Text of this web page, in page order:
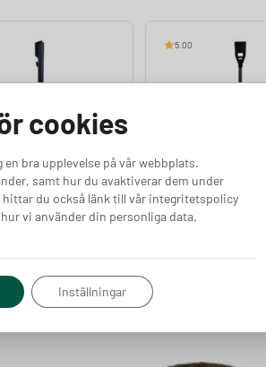
Go Premium
lager
5.00
Easee Laddstolpe
Finns i lager
cookies
bra upplevelse på vår webbplats.
samt hur du avaktiverar dem under
du också länk till vår integritetspolicy
vi använder din personliga data.
Inställningar